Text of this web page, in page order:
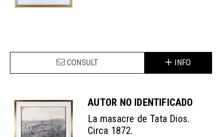
CONSULT INFO
AUTOR NO IDENTIFICADO
La masacre de Tata Dios.
Circa 1872.